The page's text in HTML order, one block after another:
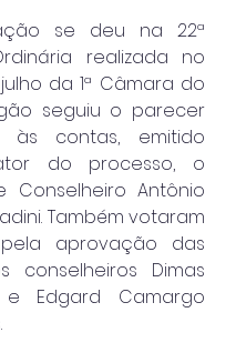
se deu na 22ª
realizada no
da 1ª Câmara do
seguiu o parecer
às contas, emitido
do processo, o
Conselheiro Antônio
Também votaram
aprovação das
conselheiros Dimas
e Edgard Camargo